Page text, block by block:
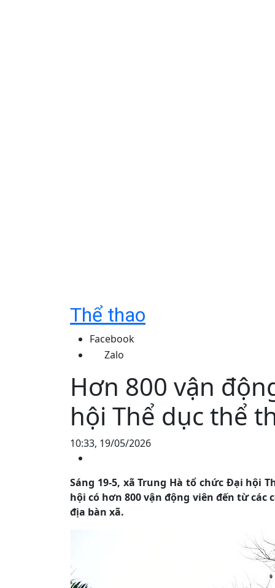
Thể thao
Facebook
Zalo
Hơn 800 vận
hội Thể dục thể
10:33, 19/05/2026
Sáng 19-5, xã Trung Hà tổ chức Đại hội
hội có hơn 800 vận động viên đến từ
địa bàn xã.